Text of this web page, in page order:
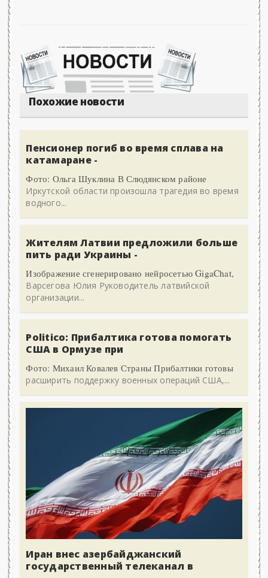
Похожие новости
Пенсионер погиб во время сплава на
катамаране -
Фото: Ольга Шуклина В Слюдянском районе
Иркутской области произошла трагедия во время
водного...
Жителям Латвии предложили больше
пить ради Украины -
Изображение сгенерировано нейросетью GigaChat,
Варсегова Юлия Руководитель латвийской
организации...
Politico: Прибалтика готова помогать
США в Ормузе при
Фото: Михаил Ковалев Страны Прибалтики готовы
расширить поддержку военных операций США,...
Иран внес азербайджанский
государственный телеканал в